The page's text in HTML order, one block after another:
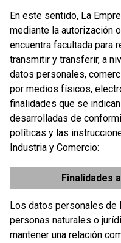
En este sentido, La
mediante la autorización
encuentra facultada para
transmitir y transferir, a
datos personales,
por medios físicos,
finalidades que se
desarrolladas de
políticas y las
Industria y Comercio:
Finalidades
Los datos personales
personas naturales o
mantener una relación